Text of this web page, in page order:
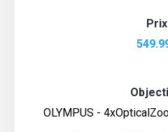
Prix
OLYMPUS -